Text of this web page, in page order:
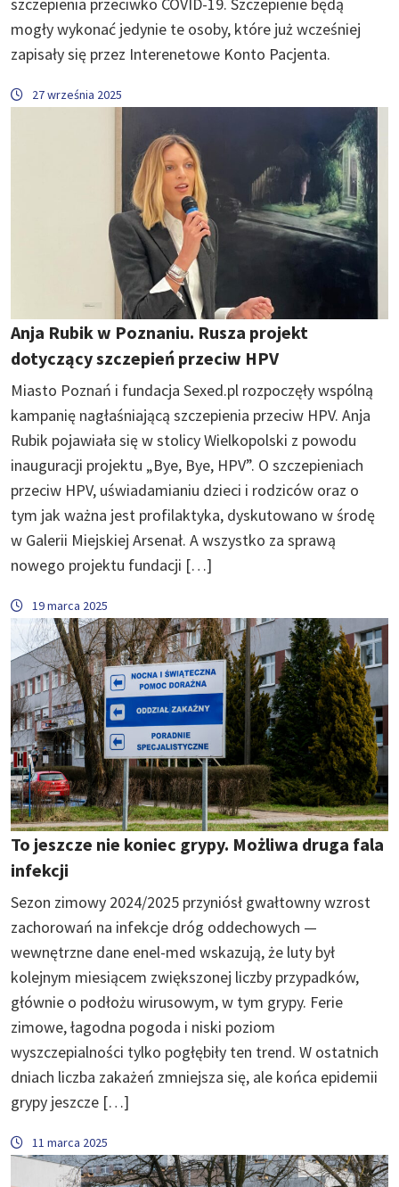
mogły wykonać jedynie te osoby, które już wcześniej
zapisały się przez Interenetowe Konto Pacjenta.
27 września 2025
Anja Rubik w Poznaniu. Rusza projekt
dotyczący szczepień przeciw HPV
Miasto Poznań i fundacja Sexed.pl rozpoczęły wspólną
kampanię nagłaśniającą szczepienia przeciw HPV. Anja
Rubik pojawiała się w stolicy Wielkopolski z powodu
inauguracji projektu „Bye, Bye, HPV”. O szczepieniach
przeciw HPV, uświadamianiu dzieci i rodziców oraz o
tym jak ważna jest profilaktyka, dyskutowano w środę
w Galerii Miejskiej Arsenał. A wszystko za sprawą
nowego projektu fundacji […]
19 marca 2025
To jeszcze nie koniec grypy. Możliwa druga fala
infekcji
Sezon zimowy 2024/2025 przyniósł gwałtowny wzrost
zachorowań na infekcje dróg oddechowych —
wewnętrzne dane enel-med wskazują, że luty był
kolejnym miesiącem zwiększonej liczby przypadków,
głównie o podłożu wirusowym, w tym grypy. Ferie
zimowe, łagodna pogoda i niski poziom
wyszczepialności tylko pogłębiły ten trend. W ostatnich
dniach liczba zakażeń zmniejsza się, ale końca epidemii
grypy jeszcze […]
11 marca 2025